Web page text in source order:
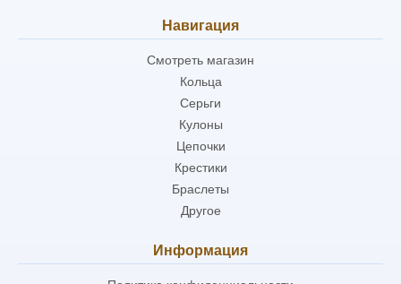
Навигация
Смотреть магазин
Кольца
Серьги
Кулоны
Цепочки
Крестики
Браслеты
Другое
Информация